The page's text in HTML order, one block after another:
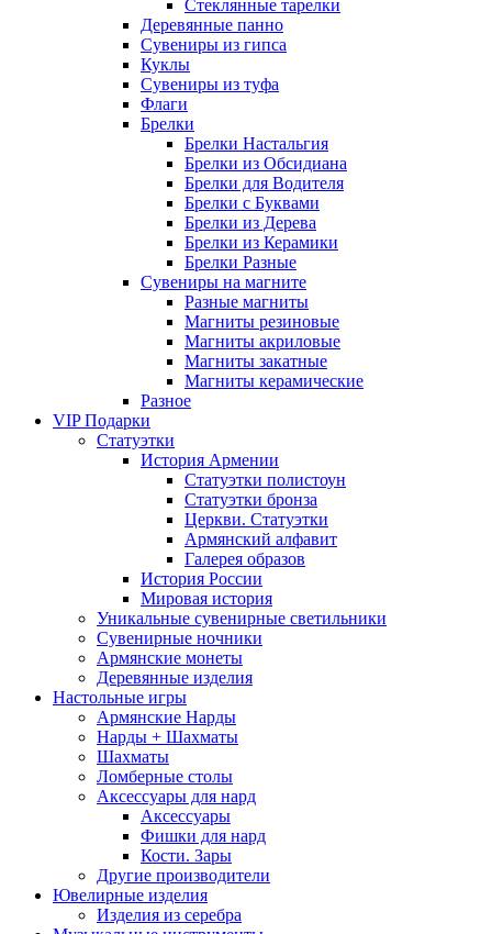
Стеклянные тарелки
Деревянные панно
Сувениры из гипса
Куклы
Сувениры из туфа
Флаги
Брелки
Брелки Настальгия
Брелки из Обсидиана
Брелки для Водителя
Брелки с Буквами
Брелки из Дерева
Брелки из Керамики
Брелки Разные
Сувениры на магните
Разные магниты
Магниты резиновые
Магниты акриловые
Магниты закатные
Магниты керамические
Разное
VIP Подарки
Статуэтки
История Армении
Статуэтки полистоун
Статуэтки бронза
Церкви. Статуэтки
Армянский алфавит
Галерея образов
История России
Мировая история
Уникальные сувенирные светильники
Сувенирные ночники
Армянские монеты
Деревянные изделия
Настольные игры
Армянские Нарды
Нарды + Шахматы
Шахматы
Ломберные столы
Аксессуары для нард
Аксессуары
Фишки для нард
Кости. Зары
Другие производители
Ювелирные изделия
Изделия из серебра